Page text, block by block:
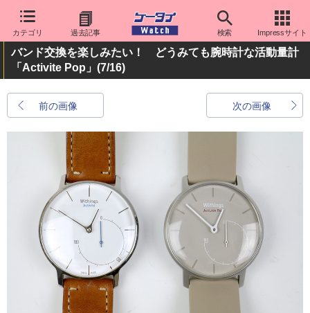
カテゴリ 過去記事 検索 Impressサイト
バンド交換を楽しみたい！ どうみても腕時計な活動量計
「Activite Pop」 (7/16)
前の画像 次の画像